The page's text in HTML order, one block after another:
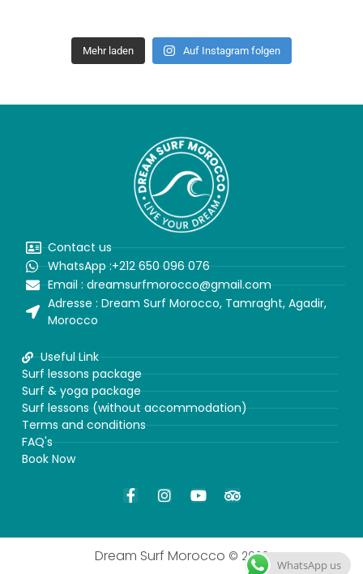
Mehr laden Auf Instagram folgen
Contact us
WhatsApp :+212 650 096 076
Email : dreamsurfmorocco@gmail.com
Adresse : Dream Surf Morocco, Tamraght, Agadir,
Morocco
Useful Link
Surf lessons package
Surf & yoga package
Surf lessons (without accommodation)
Terms and conditions
FAQ's
Book Now
Dream Surf Morocco © 2026
WhatsApp us